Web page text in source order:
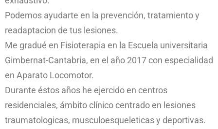
Podemos ayudarte en la prevención, tratamiento y
readaptacion de tus lesiones.
Me gradué en Fisioterapia en la Escuela universitaria
Gimbernat-Cantabria, en el año 2017 con especialidad
en Aparato Locomotor.
Durante éstos años he ejercido en centros
residenciales, ámbito clínico centrado en lesiones
traumatologicas, musculoesqueleticas y deportivas.